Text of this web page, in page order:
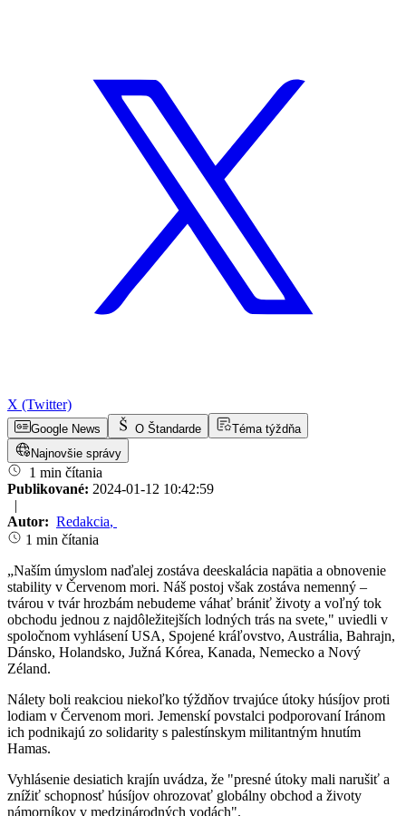
X (Twitter)
Google News O Štandarde
Téma týždňa
Najnovšie správy
1 min čítania
Publikované: 2024-01-12 10:42:59
|
Autor: Redakcia,
1 min čítania
„Naším úmyslom naďalej zostáva deeskalácia napätia a obnovenie
stability v Červenom mori. Náš postoj však zostáva nemenný –
tvárou v tvár hrozbám nebudeme váhať brániť životy a voľný tok
obchodu jednou z najdôležitejších lodných trás na svete," uviedli v
spoločnom vyhlásení USA, Spojené kráľovstvo, Austrália, Bahrajn,
Dánsko, Holandsko, Južná Kórea, Kanada, Nemecko a Nový
Zéland.
Nálety boli reakciou niekoľko týždňov trvajúce útoky húsíjov proti
lodiam v Červenom mori. Jemenskí povstalci podporovaní Iránom
ich podnikajú zo solidarity s palestínskym militantným hnutím
Hamas.
Vyhlásenie desiatich krajín uvádza, že "presné útoky mali narušiť a
znížiť schopnosť húsíjov ohrozovať globálny obchod a životy
námorníkov v medzinárodných vodách".